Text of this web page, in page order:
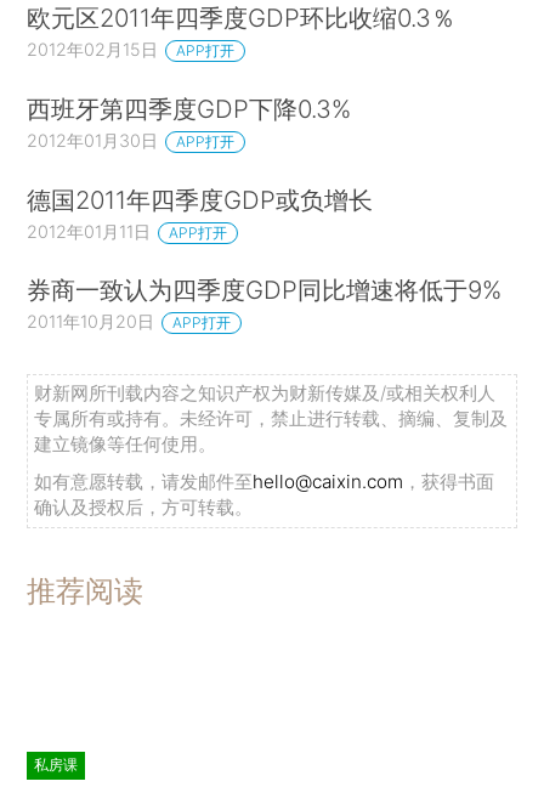
欧元区2011年四季度GDP环比收缩0.3％
2012年02月15日 APP打开
西班牙第四季度GDP下降0.3%
2012年01月30日 APP打开
德国2011年四季度GDP或负增长
2012年01月11日 APP打开
券商一致认为四季度GDP同比增速将低于9%
2011年10月20日 APP打开
财新网所刊载内容之知识产权为财新传媒及/或相关权利人
专属所有或持有。未经许可，禁止进行转载、摘编、复制及
建立镜像等任何使用。
如有意愿转载，请发邮件至hello@caixin.com ，获得书面
确认及授权后，方可转载。
推荐阅读
私房课